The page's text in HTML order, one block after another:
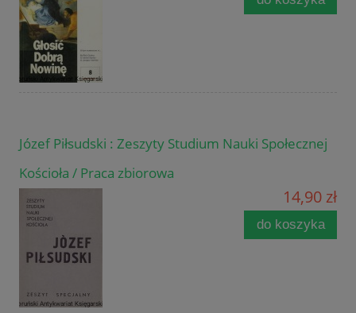
Józef Piłsudski : Zeszyty Studium Nauki Społecznej
Kościoła / Praca zbiorowa
14,90 zł
do koszyka